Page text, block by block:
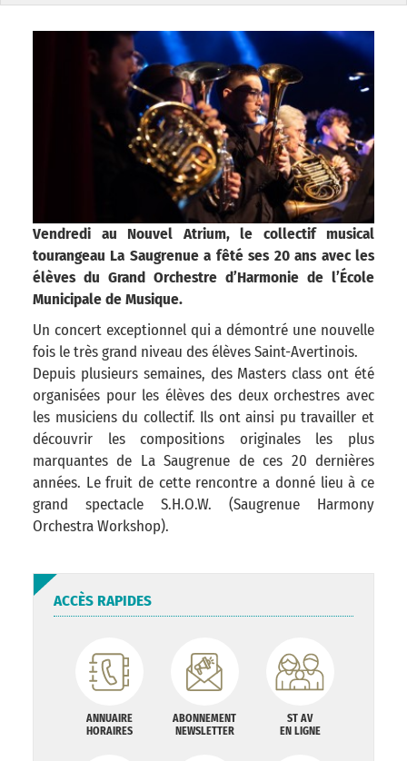
Vendredi au Nouvel Atrium, le collectif musical
tourangeau La Saugrenue a fêté ses 20 ans avec les
élèves du Grand Orchestre d’Harmonie de l’École
Municipale de Musique.
Un concert exceptionnel qui a démontré une nouvelle
fois le très grand niveau des élèves Saint-Avertinois.
Depuis plusieurs semaines, des Masters class ont été
organisées pour les élèves des deux orchestres avec
les musiciens du collectif. Ils ont ainsi pu travailler et
découvrir les compositions originales les plus
marquantes de La Saugrenue de ces 20 dernières
années. Le fruit de cette rencontre a donné lieu à ce
grand spectacle S.H.O.W. (Saugrenue Harmony
Orchestra Workshop).
ACCÈS RAPIDES
ANNUAIRE
HORAIRES
ABONNEMENT
NEWSLETTER
ST AV
EN LIGNE